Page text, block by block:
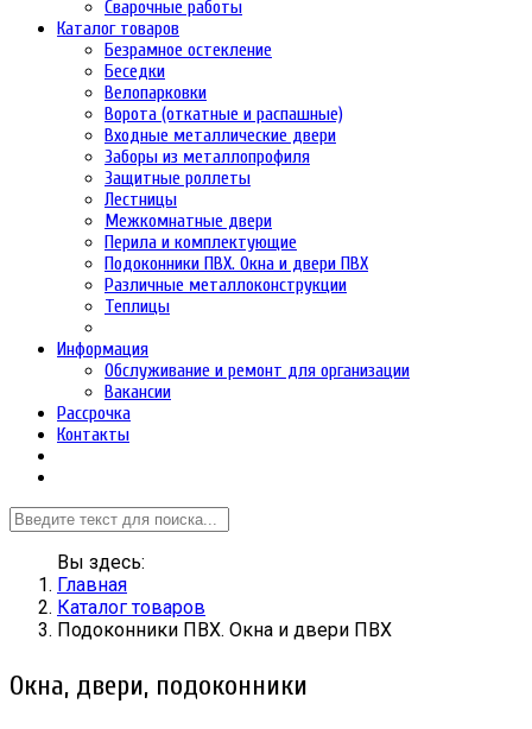
Сварочные работы
Каталог товаров
Безрамное остекление
Беседки
Велопарковки
Ворота (откатные и распашные)
Входные металлические двери
Заборы из металлопрофиля
Защитные роллеты
Лестницы
Межкомнатные двери
Перила и комплектующие
Подоконники ПВХ. Окна и двери ПВХ
Различные металлоконструкции
Теплицы
Информация
Обслуживание и ремонт для организации
Вакансии
Рассрочка
Контакты
Вы здесь:
Главная
Каталог товаров
Подоконники ПВХ. Окна и двери ПВХ
Окна, двери, подоконники